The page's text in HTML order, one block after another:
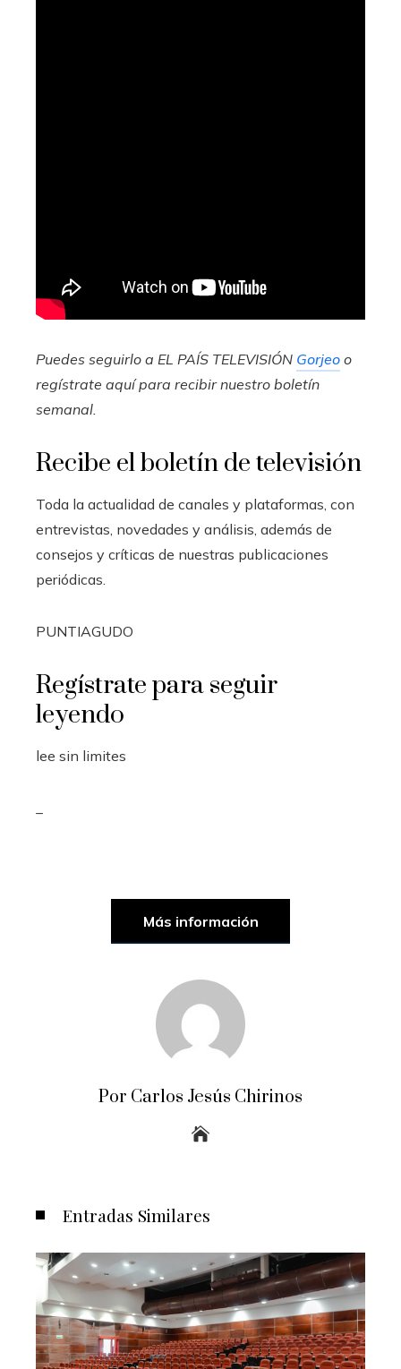
Puedes seguirlo a EL PAÍS TELEVISIÓN Gorjeo o
regístrate aquí para recibirnuestro boletín
semanal
Recibe el boletín de televisión
Toda la actualidad de canales y plataformas, con
entrevistas, novedades y análisis, además de
consejos y críticas de nuestras publicaciones
periódicas.
PUNTIAGUDO
Regístrate para seguir
leyendo
lee sin limites
Más información
Por Carlos Jesús Chirinos
Entradas Similares